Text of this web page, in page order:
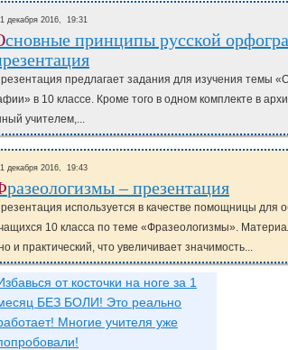
декабря 2016, 19:31
–
предлагает задания для изучения темы
в 10 классе. Кроме того в одном комплекте в
учителем,...
декабря 2016, 19:43
Фразеологизмы – презентация
используется в качестве помощницы для
10 класса по теме «Фразеологизмы».
и практический, что увеличивает значимость...
от косточки на ноге за 1
БЕЗ БОЛИ! Это реально
Многие учителя уже